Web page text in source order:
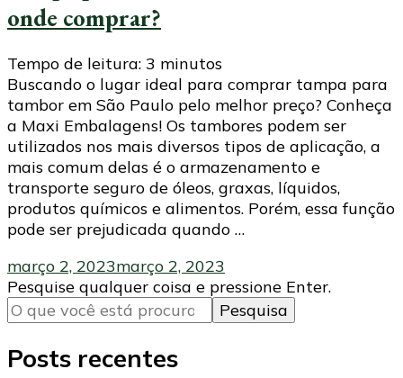
onde comprar?
Tempo de leitura: 3 minutos
Buscando o lugar ideal para comprar tampa para
tambor em São Paulo pelo melhor preço? Conheça
a Maxi Embalagens! Os tambores podem ser
utilizados nos mais diversos tipos de aplicação, a
mais comum delas é o armazenamento e
transporte seguro de óleos, graxas, líquidos,
produtos químicos e alimentos. Porém, essa função
pode ser prejudicada quando …
março 2, 2023março 2, 2023
Procurando
algo?
Pesquise qualquer coisa e pressione Enter.
Posts recentes